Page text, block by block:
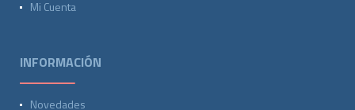
Mi Cuenta
INFORMACIÓN
Novedades